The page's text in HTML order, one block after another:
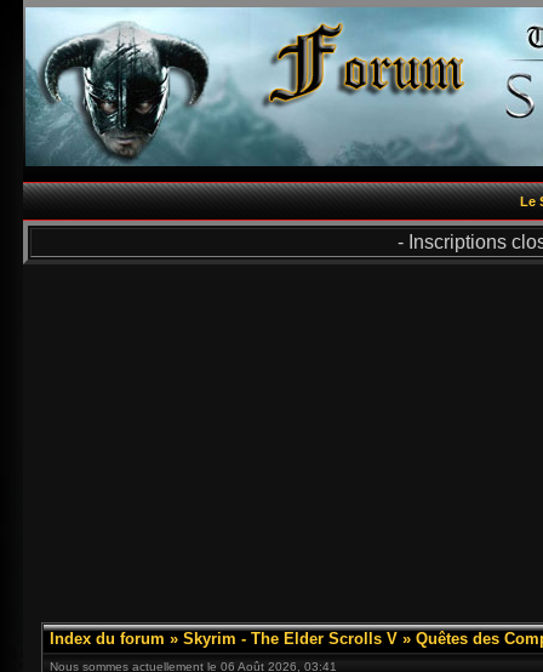
Le
- Inscriptions
Index du forum » Skyrim - The Elder Scrolls V » Quêtes des
Nous sommes actuellement le 06 Août 2026, 03:41